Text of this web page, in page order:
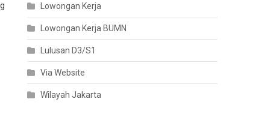
Lowongan Kerja
Lowongan Kerja BUMN
Lulusan D3/S1
Via Website
Wilayah Jakarta